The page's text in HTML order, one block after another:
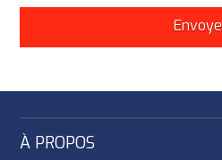
À PROPOS